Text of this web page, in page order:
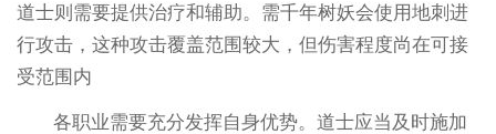
道士则需要提供治疗和辅助。需千年树妖会使用地刺进
行攻击，这种攻击覆盖范围较大，但伤害程度尚在可接
受范围内
各职业需要充分发挥自身优势。道士应当及时施加